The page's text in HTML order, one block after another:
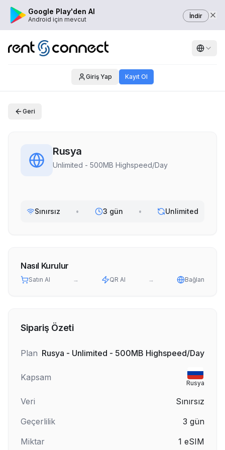
Google Play'den Al
Android için mevcut İndir
Giriş Yap Kayıt Ol
Geri
Rusya
Unlimited - 500MB Highspeed/Day
Sınırsız • 3 gün • Unlimited
Nasıl Kurulur
Satın Al → QR Al → Bağlan
Sipariş Özeti
Plan Rusya - Unlimited - 500MB Highspeed/Day
Kapsam
Rusya
Veri
Sınırsız
Geçerlilik
3 gün
Miktar
1 eSIM